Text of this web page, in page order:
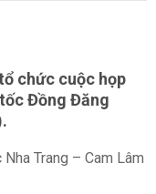
chức cuộc họp
Đồng Đăng
Trang – Cam Lâm